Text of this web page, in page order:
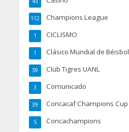
Champions League
112
CICLISMO
1
Clásico Mundial de Béisbol
1
Club Tigres UANL
59
Comunicado
3
Concacaf Champions Cup
39
Concachampions
5